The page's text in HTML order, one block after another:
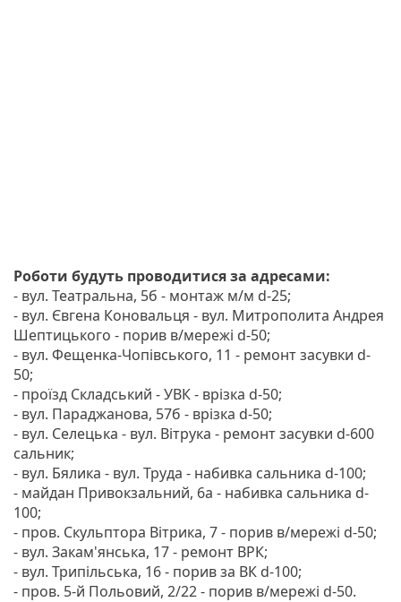
Роботи будуть проводитися за адресами:
- вул. Театральна, 5б - монтаж м/м d-25;
- вул. Євгена Коновальця - вул. Митрополита Андрея
Шептицького - порив в/мережі d-50;
- вул. Фещенка-Чопівського, 11 - ремонт засувки d-
50;
- проїзд Складський - УВК - врізка d-50;
- вул. Параджанова, 57б - врізка d-50;
- вул. Селецька - вул. Вітрука - ремонт засувки d-600
сальник;
- вул. Бялика - вул. Труда - набивка сальника d-100;
- майдан Привокзальний, 6а - набивка сальника d-
100;
- пров. Скульптора Вітрика, 7 - порив в/мережі d-50;
- вул. Закам'янська, 17 - ремонт ВРК;
- вул. Трипільська, 16 - порив за ВК d-100;
- пров. 5-й Польовий, 2/22 - порив в/мережі d-50.